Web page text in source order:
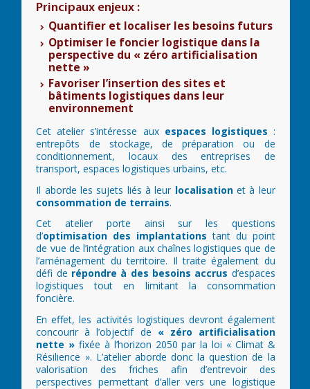
Principaux enjeux :
Quantifier et localiser les besoins futurs
Optimiser le foncier logistique dans la
perspective du « zéro artificialisation
nette »
Favoriser l’insertion des sites et
bâtiments logistiques dans leur
environnement
Cet atelier s’intéresse aux espaces logistiques :
entrepôts de stockage, de préparation ou de
conditionnement, locaux des entreprises de
transport, espaces logistiques urbains, etc.
Il aborde les sujets liés à leur localisationet à leur
consommation de terrains.
Cet atelier porte ainsi sur les questions
d’optimisation des implantations tant du point
de vue de l’intégration aux chaînes logistiques que de
l’aménagement du territoire. Il traite également du
défi de répondre à des besoins accrus d’espaces
logistiques tout en limitant la consommation
foncière.
En effet, les activités logistiques devront également
concourir à l’objectif de « zéro artificialisation
nette » fixée à l’horizon 2050 par la loi « Climat &
Résilience ». L’atelier aborde donc la question de la
valorisation des friches afin d’entrevoir des
perspectives permettant d’aller vers une logistique